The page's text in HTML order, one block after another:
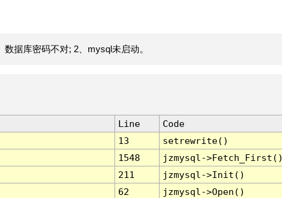
据库密码不对; 2、mysql未启动。
Line
Code
13
setrewrite()
1548
jzmysql-
211
jzmysql->Init()
62
jzmysql->Open()